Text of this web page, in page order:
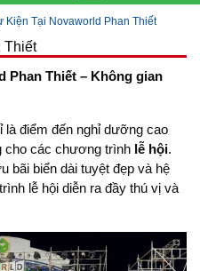
Kiện Tại Novaworld Phan Thiết
Thiết
Phan Thiết – Không gian
là điểm đến nghỉ dưỡng cao
cho các chương trình lễ hội.
bãi biển dài tuyệt đẹp và hệ
lễ hội diễn ra đầy thú vị và